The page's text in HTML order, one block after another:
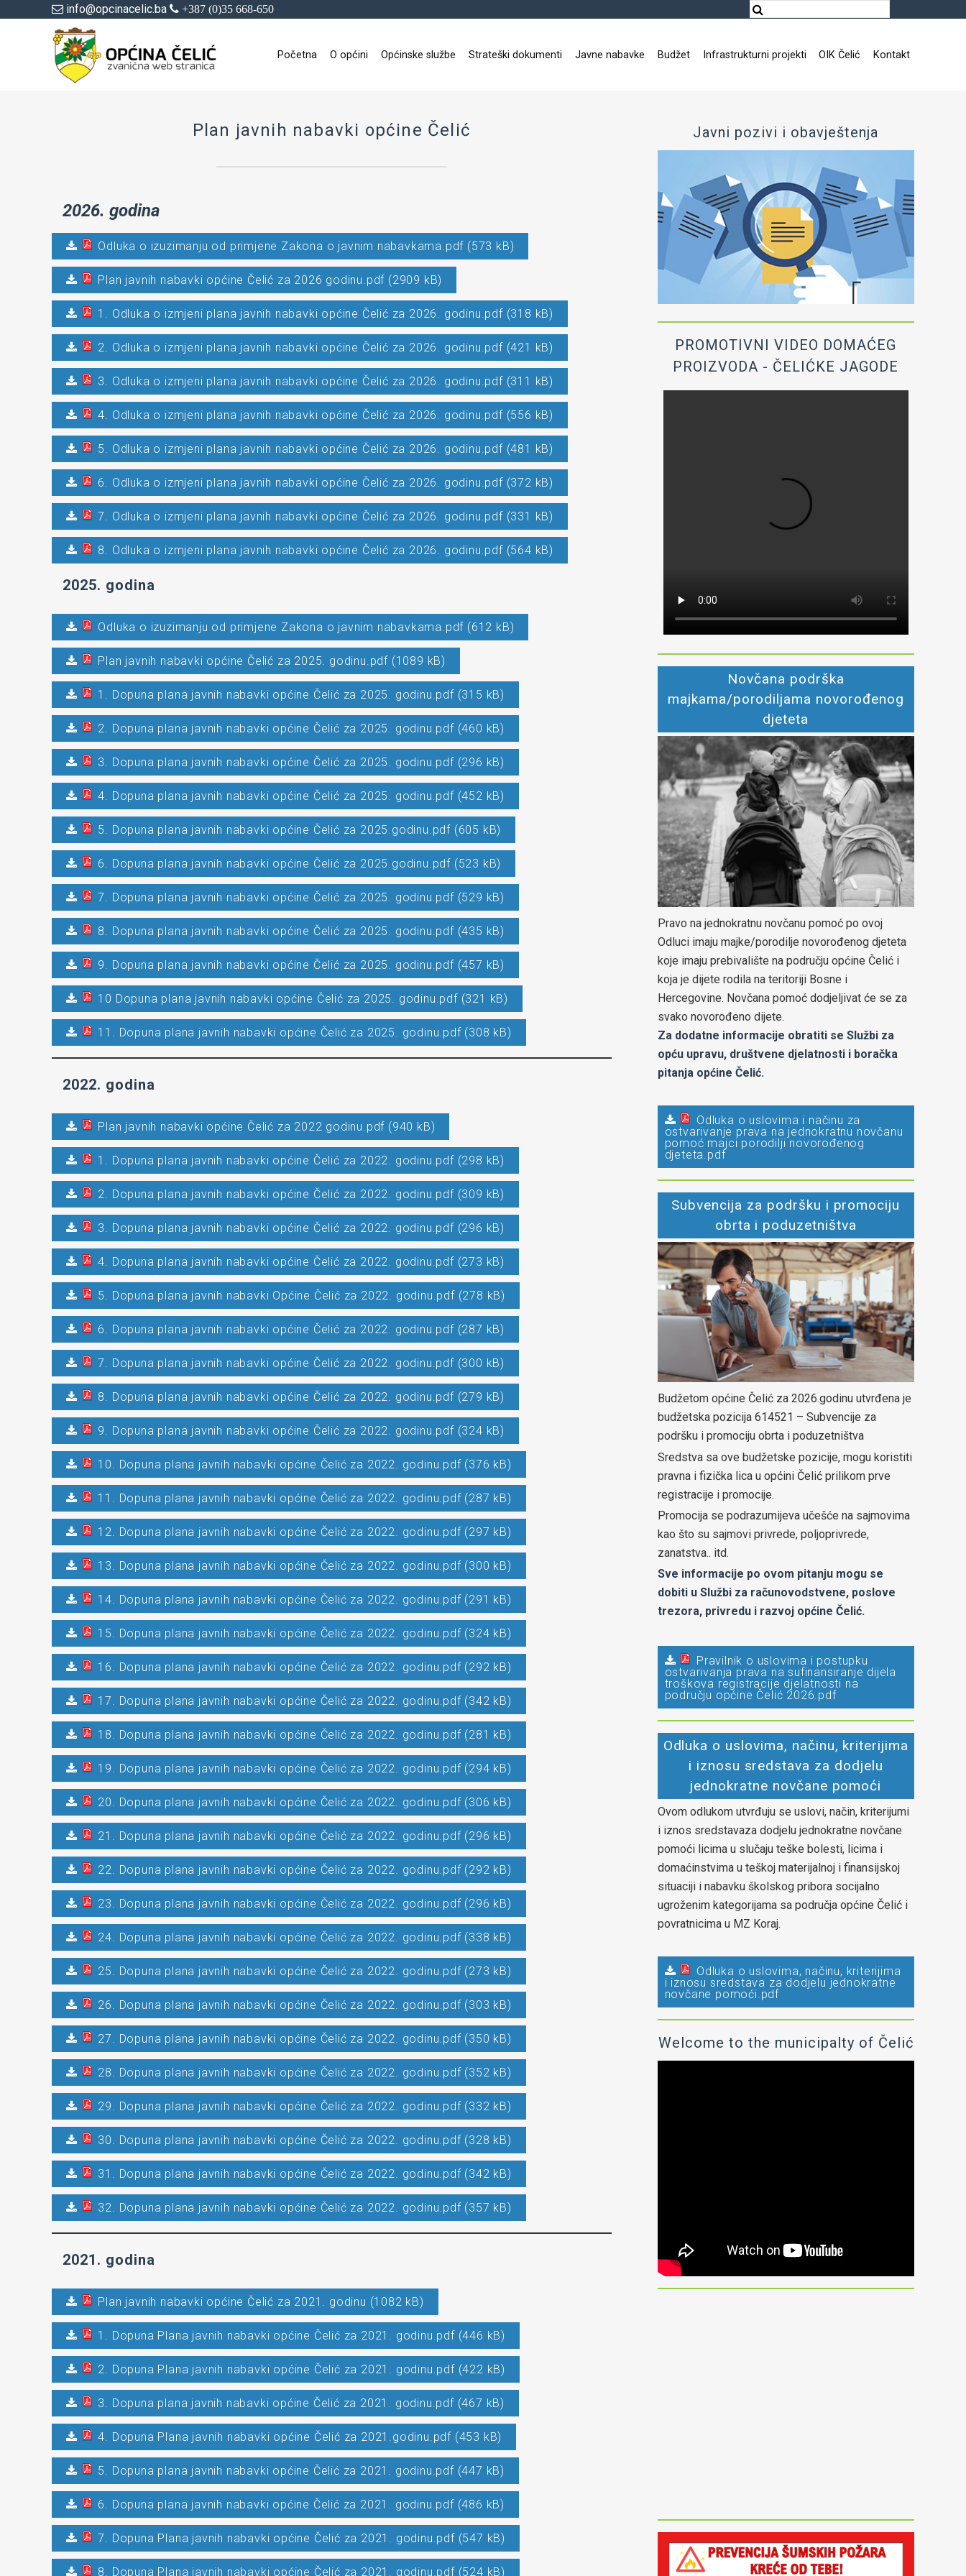
info@opcinacelic.ba +387 (0)35 668-650
Početna O općini Općinske službe Strateški dokumenti Javne nabavke Budžet Infrastrukturni projekti OIK Čelić Kontakt
Plan javnih nabavki općine Čelić
2026. godina
Odluka o izuzimanju od primjene Zakona o javnim nabavkama.pdf (573 kB)
Plan javnih nabavki općine Čelić za 2026 godinu.pdf (2909 kB)
1. Odluka o izmjeni plana javnih nabavki općine Čelić za 2026. godinu.pdf (318 kB)
2. Odluka o izmjeni plana javnih nabavki općine Čelić za 2026. godinu.pdf (421 kB)
3. Odluka o izmjeni plana javnih nabavki općine Čelić za 2026. godinu.pdf (311 kB)
4. Odluka o izmjeni plana javnih nabavki općine Čelić za 2026. godinu.pdf (556 kB)
5. Odluka o izmjeni plana javnih nabavki općine Čelić za 2026. godinu.pdf (481 kB)
6. Odluka o izmjeni plana javnih nabavki općine Čelić za 2026. godinu.pdf (372 kB)
7. Odluka o izmjeni plana javnih nabavki općine Čelić za 2026. godinu.pdf (331 kB)
8. Odluka o izmjeni plana javnih nabavki općine Čelić za 2026. godinu.pdf (564 kB)
2025. godina
Odluka o izuzimanju od primjene Zakona o javnim nabavkama.pdf (612 kB)
Plan javnih nabavki općine Čelić za 2025. godinu.pdf (1089 kB)
1. Dopuna plana javnih nabavki općine Čelić za 2025. godinu.pdf (315 kB)
2. Dopuna plana javnih nabavki općine Čelić za 2025. godinu.pdf (460 kB)
3. Dopuna plana javnih nabavki općine Čelić za 2025. godinu.pdf (296 kB)
4. Dopuna plana javnih nabavki općine Čelić za 2025. godinu.pdf (452 kB)
5. Dopuna plana javnih nabavki općine Čelić za 2025.godinu.pdf (605 kB)
6. Dopuna plana javnih nabavki općine Čelić za 2025.godinu.pdf (523 kB)
7. Dopuna plana javnih nabavki općine Čelić za 2025. godinu.pdf (529 kB)
8. Dopuna plana javnih nabavki općine Čelić za 2025. godinu.pdf (435 kB)
9. Dopuna plana javnih nabavki općine Čelić za 2025. godinu.pdf (457 kB)
10 Dopuna plana javnih nabavki općine Čelić za 2025. godinu.pdf (321 kB)
11. Dopuna plana javnih nabavki općine Čelić za 2025. godinu.pdf (308 kB)
2022. godina
Plan javnih nabavki općine Čelić za 2022 godinu.pdf (940 kB)
1. Dopuna plana javnih nabavki općine Čelić za 2022. godinu.pdf (298 kB)
2. Dopuna plana javnih nabavki općine Čelić za 2022. godinu.pdf (309 kB)
3. Dopuna plana javnih nabavki općine Čelić za 2022. godinu.pdf (296 kB)
4. Dopuna plana javnih nabavki općine Čelić za 2022. godinu.pdf (273 kB)
5. Dopuna plana javnih nabavki Općine Čelić za 2022. godinu.pdf (278 kB)
6. Dopuna plana javnih nabavki općine Čelić za 2022. godinu.pdf (287 kB)
7. Dopuna plana javnih nabavki općine Čelić za 2022. godinu.pdf (300 kB)
8. Dopuna plana javnih nabavki općine Čelić za 2022. godinu.pdf (279 kB)
9. Dopuna plana javnih nabavki općine Čelić za 2022. godinu.pdf (324 kB)
10. Dopuna plana javnih nabavki općine Čelić za 2022. godinu.pdf (376 kB)
11. Dopuna plana javnih nabavki općine Čelić za 2022. godinu.pdf (287 kB)
12. Dopuna plana javnih nabavki općine Čelić za 2022. godinu.pdf (297 kB)
13. Dopuna plana javnih nabavki općine Čelić za 2022. godinu.pdf (300 kB)
14. Dopuna plana javnih nabavki općine Čelić za 2022. godinu.pdf (291 kB)
15. Dopuna plana javnih nabavki općine Čelić za 2022. godinu.pdf (324 kB)
16. Dopuna plana javnih nabavki općine Čelić za 2022. godinu.pdf (292 kB)
17. Dopuna plana javnih nabavki općine Čelić za 2022. godinu.pdf (342 kB)
18. Dopuna plana javnih nabavki općine Čelić za 2022. godinu.pdf (281 kB)
19. Dopuna plana javnih nabavki općine Čelić za 2022. godinu.pdf (294 kB)
20. Dopuna plana javnih nabavki općine Čelić za 2022. godinu.pdf (306 kB)
21. Dopuna plana javnih nabavki općine Čelić za 2022. godinu.pdf (296 kB)
22. Dopuna plana javnih nabavki općine Čelić za 2022. godinu.pdf (292 kB)
23. Dopuna plana javnih nabavki općine Čelić za 2022. godinu.pdf (296 kB)
24. Dopuna plana javnih nabavki općine Čelić za 2022. godinu.pdf (338 kB)
25. Dopuna plana javnih nabavki općine Čelić za 2022. godinu.pdf (273 kB)
26. Dopuna plana javnih nabavki općine Čelić za 2022. godinu.pdf (303 kB)
27. Dopuna plana javnih nabavki općine Čelić za 2022. godinu.pdf (350 kB)
28. Dopuna plana javnih nabavki općine Čelić za 2022. godinu.pdf (352 kB)
29. Dopuna plana javnih nabavki općine Čelić za 2022. godinu.pdf (332 kB)
30. Dopuna plana javnih nabavki općine Čelić za 2022. godinu.pdf (328 kB)
31. Dopuna plana javnih nabavki općine Čelić za 2022. godinu.pdf (342 kB)
32. Dopuna plana javnih nabavki općine Čelić za 2022. godinu.pdf (357 kB)
2021. godina
Plan javnih nabavki općine Čelić za 2021. godinu (1082 kB)
1. Dopuna Plana javnih nabavki općine Čelić za 2021. godinu.pdf (446 kB)
2. Dopuna Plana javnih nabavki općine Čelić za 2021. godinu.pdf (422 kB)
3. Dopuna plana javnih nabavki općine Čelić za 2021. godinu.pdf (467 kB)
4. Dopuna Plana javnih nabavki općine Čelić za 2021.godinu.pdf (453 kB)
5. Dopuna plana javnih nabavki općine Čelić za 2021. godinu.pdf (447 kB)
6. Dopuna plana javnih nabavki općine Čelić za 2021. godinu.pdf (486 kB)
7. Dopuna Plana javnih nabavki općine Čelić za 2021. godinu.pdf (547 kB)
8. Dopuna Plana javnih nabavki općine Čelić za 2021. godinu.pdf (524 kB)
Javni pozivi i obavještenja
PROMOTIVNI VIDEO DOMAĆEG
PROIZVODA - ČELIĆKE JAGODE
Novčana podrška
majkama/porodiljama novorođenog
djeteta
Pravo na jednokratnu novčanu pomoć po ovoj
Odluci imaju majke/porodilje novorođenog djeteta
koje imaju prebivalište na području općine Čelić i
koja je dijete rodila na teritoriji Bosne i
Hercegovine. Novčana pomoć dodjeljivat će se za
svako novorođeno dijete.
Za dodatne informacije obratiti se Službi za
opću upravu, društvene djelatnosti i boračka
pitanja općine Čelić.
Odluka o uslovima i načinu za
ostvarivanje prava na jednokratnu novčanu
pomoć majci porodilji novorođenog
djeteta.pdf
Subvencija za podršku i promociju
obrta i poduzetništva
Budžetom općine Čelić za 2026.godinu utvrđena je
budžetska pozicija 614521 – Subvencije za
podršku i promociju obrta i poduzetništva
Sredstva sa ove budžetske pozicije, mogu koristiti
pravna i fizička lica u općini Čelić prilikom prve
registracije i promocije.
Promocija se podrazumijeva učešće na sajmovima
kao što su sajmovi privrede, poljoprivrede,
zanatstva.. itd.
Sve informacije po ovom pitanju mogu se
dobiti u Službi za računovodstvene, poslove
trezora, privredu i razvoj općine Čelić.
Pravilnik o uslovima i postupku
ostvarivanja prava na sufinansiranje dijela
troškova registracije djelatnosti na
području općine Čelić 2026.pdf
Odluka o uslovima, načinu, kriterijima
i iznosu sredstava za dodjelu
jednokratne novčane pomoći
Ovom odlukom utvrđuju se uslovi, način, kriterijumi
i iznos sredstavaza dodjelu jednokratne novčane
pomoći licima u slučaju teške bolesti, licima i
domaćinstvima u teškoj materijalnoj i finansijskoj
situaciji i nabavku školskog pribora socijalno
ugroženim kategorijama sa područja općine Čelić i
povratnicima u MZ Koraj.
Odluka o uslovima, načinu, kriterijima
i iznosu sredstava za dodjelu jednokratne
novčane pomoći.pdf
Welcome to the municipalty of Čelić